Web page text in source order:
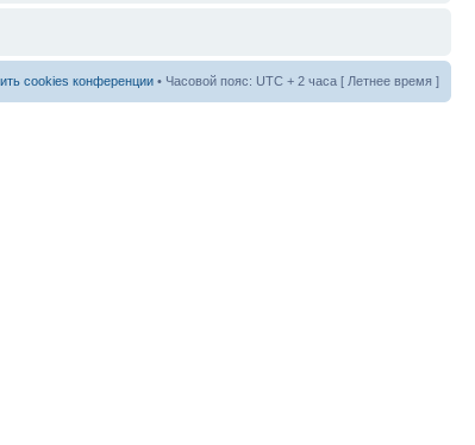
cookies конференции • Часовой пояс: UTC + 2 часа [ Летнее время ]